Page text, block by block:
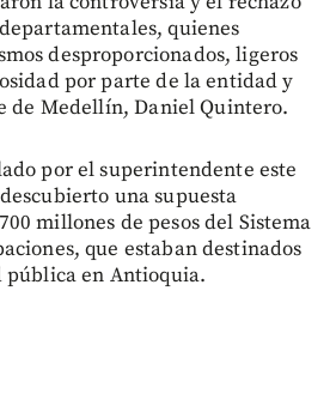
quienes
desproporcionados, ligeros
por parte de la entidad y
de Medellín, Daniel Quintero.
por el superintendente este
una supuesta
millones de pesos del Sistema
que estaban destinados
pública en Antioquia.